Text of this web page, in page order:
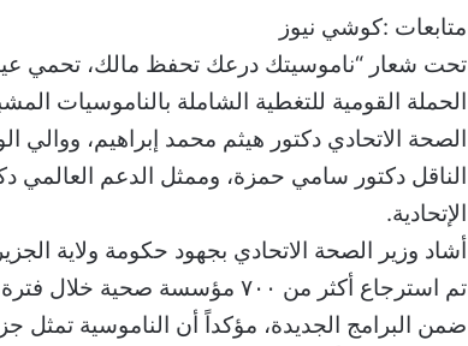
س
ب
ر
د
ا
ر
و
متابعات :كوشي نيوز
تحت شعار “ناموسيتك درعك تحفظ مالك، تحمي
الصحة الاتحادي دكتور هيثم محمد إبراهيم، ووالي
الناقل دكتور سامي حمزة، وممثل الدعم العالمي
الإتحادية.
أشاد وزير الصحة الاتحادي بجهود حكومة ولاية
تم استرجاع أكثر من ٧٠٠ مؤسسة
ضمن البرامج الجديدة، مؤكداً أن الناموسية تمثل